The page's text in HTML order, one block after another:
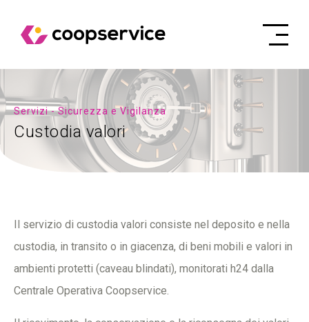
Servizi - Sicurezza e Vigilanza
Custodia valori
Il servizio di custodia valori consiste nel deposito e nella
custodia, in transito o in giacenza, di beni mobili e valori in
ambienti protetti (caveau blindati), monitorati h24 dalla
Centrale Operativa Coopservice.